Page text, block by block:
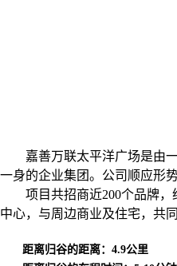
嘉善万联太平洋广场是由
一身的企业集团。公司顺应形
项目共招商近200个品牌
中心，与周边商业及住宅，共
距离归谷的距离：4.9公里